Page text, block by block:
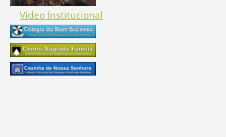
Video Institucional